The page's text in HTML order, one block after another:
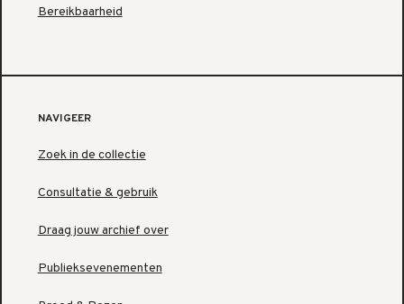
Bereikbaarheid
NAVIGEER
Zoek in de collectie
Consultatie & gebruik
Draag jouw archief over
Publieksevenementen